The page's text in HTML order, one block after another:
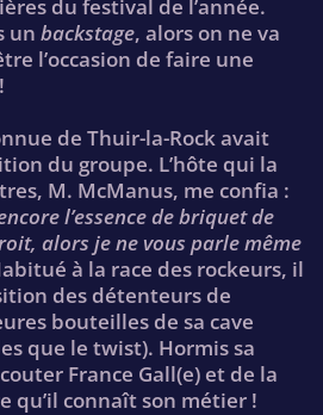
du festival de l’année.
un backstage, alors on ne va
l’occasion de faire une
de Thuir-la-Rock avait
du groupe. L’hôte qui la
M. McManus, me confia :
l’essence de briquet de
alors je ne vous parle même
à la race des rockeurs, il
des détenteurs de
bouteilles de sa cave
que le twist). Hormis sa
France Gall(e) et de la
qu’il connaît son métier !